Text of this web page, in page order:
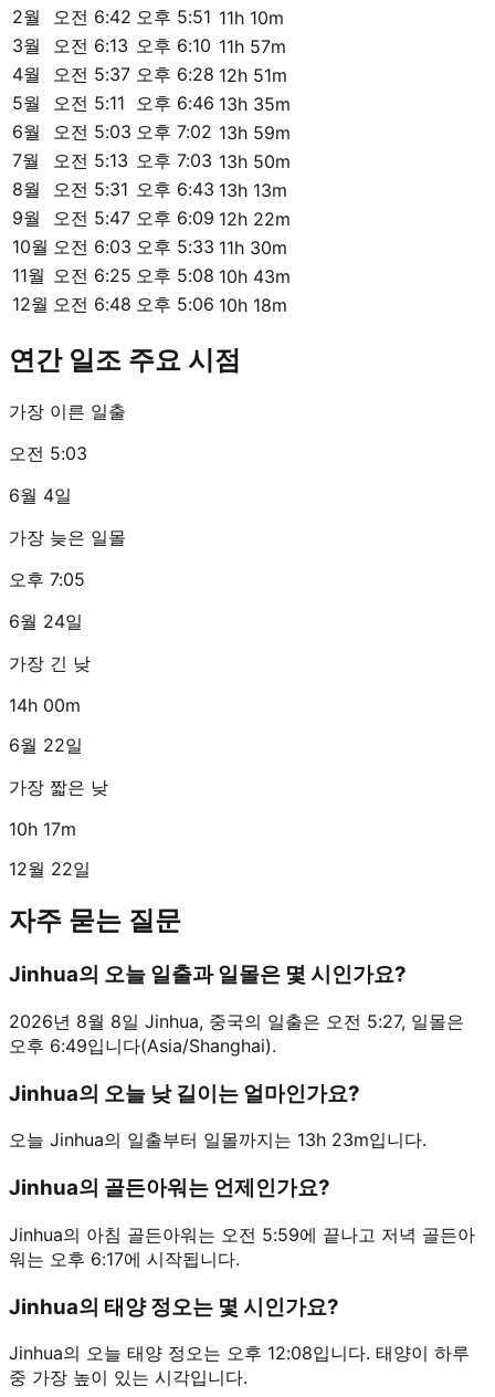
2월 오전 6:42 오후 5:51 11h 10m
3월
오전 6:13 오후 6:10 11h 57m
4월
오전 5:37 오후 6:28 12h 51m
5월
오전 5:11 오후 6:46 13h 35m
6월
오전 5:03 오후 7:02 13h 59m
7월
오전 5:13 오후 7:03 13h 50m
8월
오전 5:31 오후 6:43 13h 13m
9월
오전 5:47 오후 6:09 12h 22m
10월 오전 6:03 오후 5:33 11h 30m
11월 오전 6:25 오후 5:08 10h 43m
12월 오전 6:48 오후 5:06 10h 18m
연간 일조 주요 시점
가장 이른 일출
오전 5:03
6월 4일
가장 늦은 일몰
오후 7:05
6월 24일
가장 긴 낮
14h 00m
6월 22일
가장 짧은 낮
10h 17m
12월 22일
자주 묻는 질문
Jinhua의 오늘 일출과 일몰은 몇 시인가요?
2026년 8월 8일 Jinhua, 중국의 일출은 오전 5:27, 일몰은
오후 6:49입니다(Asia/Shanghai).
Jinhua의 오늘 낮 길이는 얼마인가요?
오늘 Jinhua의 일출부터 일몰까지는 13h 23m입니다.
Jinhua의 골든아워는 언제인가요?
Jinhua의 아침 골든아워는 오전 5:59에 끝나고 저녁 골든아
워는 오후 6:17에 시작됩니다.
Jinhua의 태양 정오는 몇 시인가요?
Jinhua의 오늘 태양 정오는 오후 12:08입니다. 태양이 하루
중 가장 높이 있는 시각입니다.